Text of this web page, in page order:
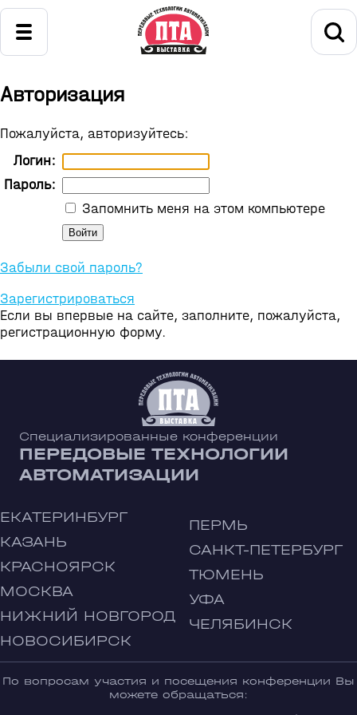
Авторизация
Пожалуйста, авторизуйтесь:
Логин:
Пароль:
Запомнить меня на этом компьютере
Забыли свой пароль?
Зарегистрироваться
Если вы впервые на сайте, заполните, пожалуйста,
регистрационную форму.
Специализированные конференции
ПЕРЕДОВЫЕ ТЕХНОЛОГИИ
АВТОМАТИЗАЦИИ
ЕКАТЕРИНБУРГ
КАЗАНЬ
КРАСНОЯРСК
МОСКВА
НИЖНИЙ НОВГОРОД
НОВОСИБИРСК
ПЕРМЬ
САНКТ-ПЕТЕРБУРГ
ТЮМЕНЬ
УФА
ЧЕЛЯБИНСК
По вопросам участия и посещения конференции Вы
можете обращаться: